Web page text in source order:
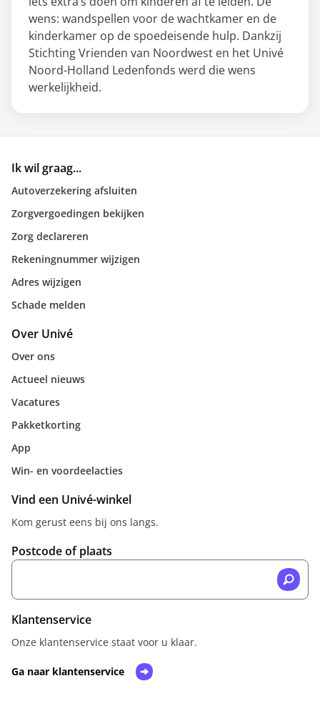
wens: wandspellen voor de wachtkamer en de
kinderkamer op de spoedeisende hulp. Dankzij
Stichting Vrienden van Noordwest en het Univé
Noord-Holland Ledenfonds werd die wens
werkelijkheid.
Ik wil graag...
Autoverzekering afsluiten
Zorgvergoedingen bekijken
Zorg declareren
Rekeningnummer wijzigen
Adres wijzigen
Schade melden
Over Univé
Over ons
Actueel nieuws
Vacatures
Pakketkorting
App
Win- en voordeelacties
Vind een Univé-winkel
Kom gerust eens bij ons langs.
Postcode of plaats
Klantenservice
Onze klantenservice staat voor u klaar.
Ga naar klantenservice